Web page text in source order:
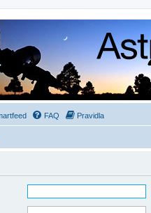
FAQ Pravidla